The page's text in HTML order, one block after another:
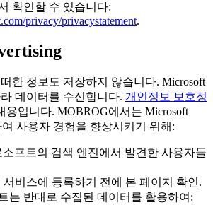
확인할 수 있습니다:
privacy/privacystatement.
한 정보도 저장하지 않습니다. Microsoft
데이터를 수신합니다. 개인정보 보호정
용입니다. MOBROG에서는 Microsoft
사용자 경험을 향상시키기 위해:
프트의 검색 엔진에서 발견한 사용자들
비스에 등록하기 전에 본 페이지 확인.
는 반대로 수집된 데이터를 활용하여: